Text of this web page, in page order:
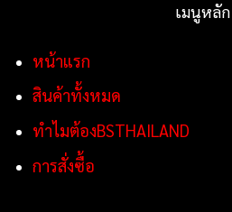
เมนูหลัก
หน้าแรก
สินค้าทั้งหมด
ทำไมต้องBSTHAILAND
การสั่งซื้อ